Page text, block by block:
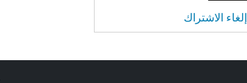
إلغاء الاشتراك